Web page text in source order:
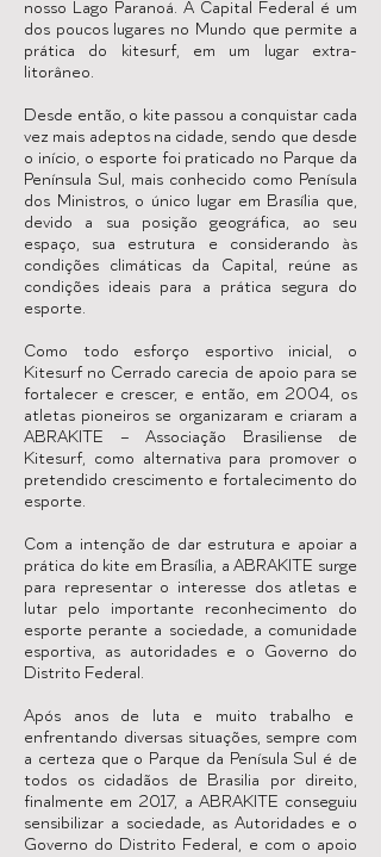
nosso Lago Paranoá. A Capital Federal é um
dos poucos lugares no Mundo que permite a
prática do kitesurf, em um lugar extra-
litorâneo.
Desde então, o kite passou a conquistar cada
vez mais adeptos na cidade, sendo que desde
o início, o esporte foi praticado no Parque da
Península Sul, mais conhecido como Penísula
dos Ministros, o único lugar em Brasília que,
devido a sua posição geográfica, ao seu
espaço, sua estrutura e considerando às
condições climáticas da Capital, reúne as
condições ideais para a prática segura do
esporte.
Como todo esforço esportivo inicial, o
Kitesurf no Cerrado carecia de apoio para se
fortalecer e crescer, e então, em 2004, os
atletas pioneiros se organizaram e criaram a
ABRAKITE – Associação Brasiliense de
Kitesurf, como alternativa para promover o
pretendido crescimento e fortalecimento do
esporte.
Com a intenção de dar estrutura e apoiar a
prática do kite em Brasília, a ABRAKITE surge
para representar o interesse dos atletas e
lutar pelo importante reconhecimento do
esporte perante a sociedade, a comunidade
esportiva, as autoridades e o Governo do
Distrito Federal.
Após anos de luta e muito trabalho e
enfrentando diversas situações, sempre com
a certeza que o Parque da Penísula Sul é de
todos os cidadãos de Brasilia por direito,
finalmente em 2017, a ABRAKITE conseguiu
sensibilizar a sociedade, as Autoridades e o
Governo do Distrito Federal, e com o apoio